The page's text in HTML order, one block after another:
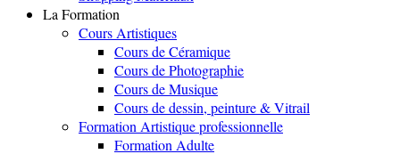
La Formation
Cours Artistiques
Cours de Céramique
Cours de Photographie
Cours de Musique
Cours de dessin, peinture & Vitrail
Formation Artistique professionnelle
Formation Adulte